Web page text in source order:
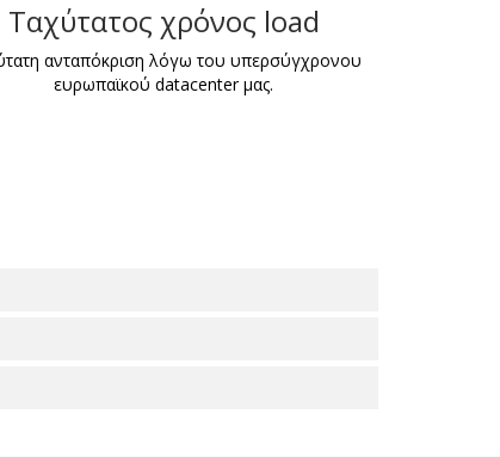
Ταχύτατος χρόνος load
ανταπόκριση λόγω του υπερσύγχρονου
ευρωπαϊκού datacenter μας.